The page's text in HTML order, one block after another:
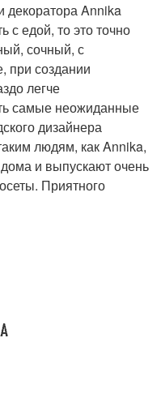
декоратора Annika
с едой, то это точно
сочный, с
при создании
легче
самые неожиданные
дизайнера
людям, как Annika,
и выпускают очень
Приятного